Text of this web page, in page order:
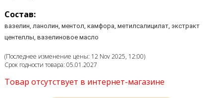
Состав:
вазелин, ланолин, ментол, камфора, метилсалицилат, экстракт
центеллы, вазелиновое масло
(Последнее изменение цены: 12 Nov 2025, 12:00)
Срок годности товара: 05.01.2027
Товар отсутствует в интернет-магазине